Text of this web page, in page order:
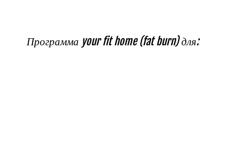
Программа your fit home (fat burn) для: